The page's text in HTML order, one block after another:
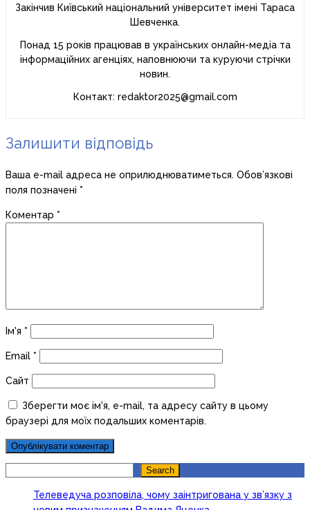
Закінчив Київський національний університет імені Тараса
Шевченка.
Понад 15 років працював в українських онлайн-медіа та
інформаційних агенціях, наповнюючи та куруючи стрічки
новин.
Контакт: redaktor2025@gmail.com
Залишити відповідь
Ваша e-mail адреса не оприлюднюватиметься. Обов’язкові
поля позначені *
Коментар *
Ім'я *
Email *
Сайт
Зберегти моє ім'я, e-mail, та адресу сайту в цьому
браузері для моїх подальших коментарів.
Search
Телеведуча розповіла, чому заінтригована у зв’язку з